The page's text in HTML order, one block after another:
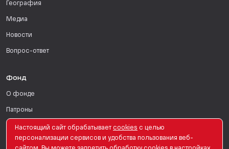
География
Медиа
Новости
Вопрос-ответ
Фонд
О фонде
Патроны
Поддержать
Для СМИ
Настоящий сайт обрабатывает сookies с целью
персонализации сервисов и удобства пользования веб-